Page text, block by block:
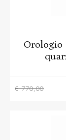
Orologio
€ 770,00